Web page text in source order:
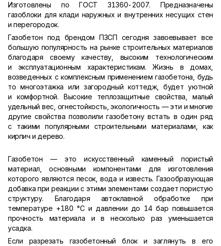
Изготовлены по ГОСТ 31360-2007. Предназначены
газоблоки для клади наружных и внутренних несущих стен
и перегородок.
Газобетон под брендом ПЗСП сегодня завоевывает все
большую популярность на рынке строительных материалов
благодаря своему качеству, высоким технологическим
и эксплуатационным характеристикам. Жизнь в домах,
возведенных с комплексным применением газобетона, будь
то многоэтажка или загородный коттедж, будет уютной
и комфортной. Высокие теплозащитные свойства, малый
удельный вес, огнестойкость, экологичность — эти и многие
другие свойства позволили газобетону встать в один ряд
с такими популярными строительными материалами, как
кирпич и дерево.
Газобетон — это искусственный каменный пористый
материал, основными компонентами для изготовления
которого являются песок, вода и известь. Газообразующая
добавка при реакции с этими элементами создает пористую
структуру. Благодаря автоклавной обработке при
температуре +180 °С и давлении до 14 бар повышается
прочность материала и в несколько раз уменьшается
усадка.
Если разрезать газобетонный блок и заглянуть в его